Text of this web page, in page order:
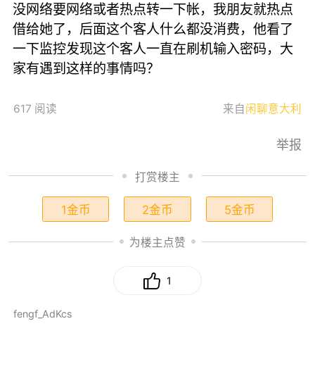
没网络要网络或者热点转一下帐，我朋友就热点
借给她了，后面这个客人什么都没消费，他看了
一下监控发现这个客人一直在刷机输入密码，大
家有遇到这样的事情吗？
617 阅读 来自 闲聊意大利
举报
打赏楼主
1金币 2金币 5金币
为楼主点赞
1
fengf_AdKcs